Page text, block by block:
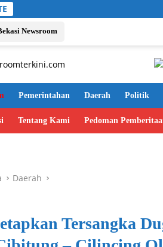
Newsroom
Pemerintahan Daerah Politik
Tentang Kami Pedoman
Daerah
Tersangka